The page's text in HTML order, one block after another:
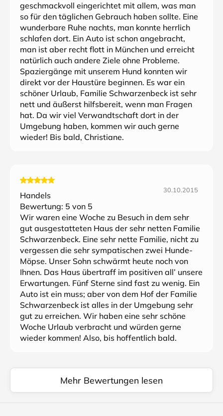
geschmackvoll eingerichtet mit allem, was man
so für den täglichen Gebrauch haben sollte. Eine
wunderbare Ruhe nachts, man konnte herrlich
schlafen dort. Ein Auto ist schon angebracht,
man ist aber recht flott in München und erreicht
natürlich auch andere Ziele ohne Probleme.
Spaziergänge mit unserem Hund konnten wir
direkt vor der Haustüre beginnen. Es war ein
schöner Urlaub, Familie Schwarzenbeck ist sehr
nett und äußerst hilfsbereit, wenn man Fragen
hat. Da wir viel Verwandtschaft dort in der
Umgebung haben, kommen wir auch gerne
wieder! Bis bald, Christiane.
Handels
30.10.2015
Bewertung: 5 von 5
Wir waren eine Woche zu Besuch in dem sehr
gut ausgestatteten Haus der sehr netten Familie
Schwarzenbeck. Eine sehr nette Familie, nicht zu
vergessen die sehr sympatischen zwei Hunde-
Möpse. Unser Sohn schwärmt heute noch von
Ihnen. Das Haus übertraff im positiven all’ unsere
Erwartungen. Fünf Sterne sind fast zu wenig. Ein
Auto ist ein muss; aber von dem Hof der Familie
Schwarzenbeck ist alles in der Umgebung sehr
gut zu erreichen. Wir haben eine sehr schöne
Woche Urlaub verbracht und würden gerne
wieder kommen! Also, bis hoffentlich bald.
Mehr Bewertungen lesen